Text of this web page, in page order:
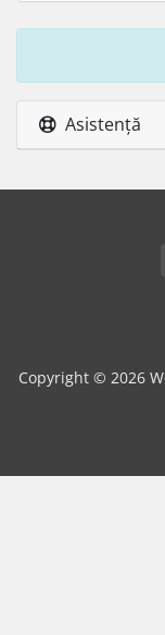
Asistență
Copyright © 2026